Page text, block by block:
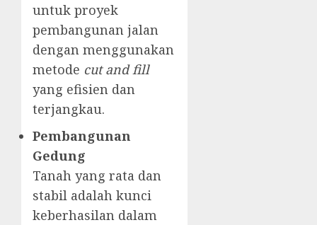
untuk proyek
pembangunan jalan
dengan menggunakan
metode cut and fill
yang efisien dan
terjangkau.
Pembangunan
Gedung
Tanah yang rata dan
stabil adalah kunci
keberhasilan dalam